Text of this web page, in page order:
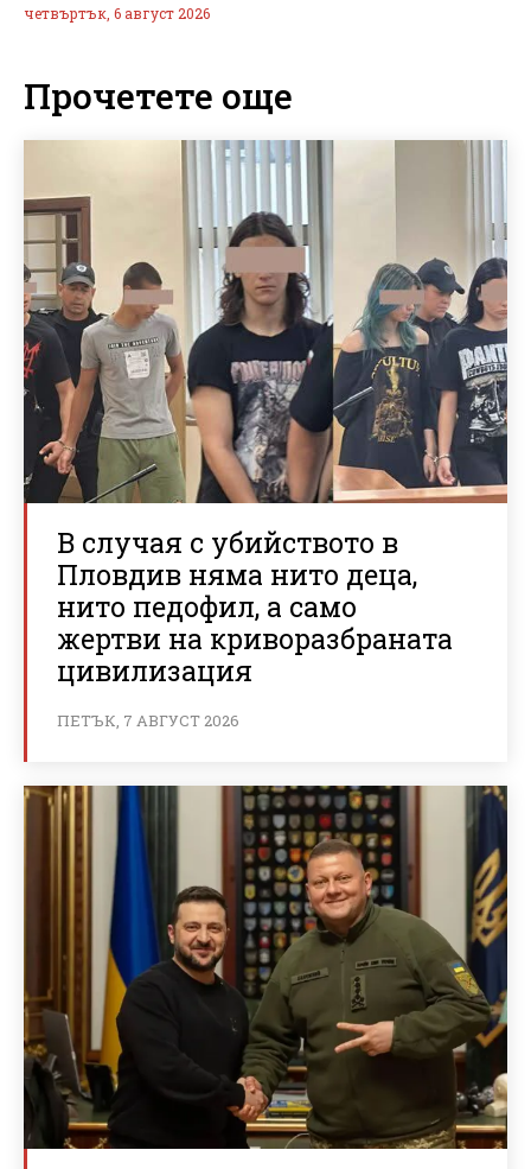
четвъртък, 6 август 2026
Прочетете още
В случая с убийството в
Пловдив няма нито деца,
нито педофил, а само
жертви на криворазбраната
цивилизация
ПЕТЪК, 7 АВГУСТ 2026